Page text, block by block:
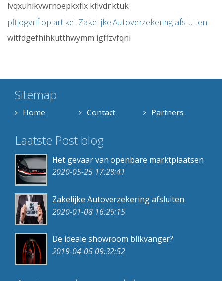
lvqxuhikvwrnoepkxflx kfivdnktuk
pftjogvrif op artikel Zakelijke Autoverzekering afsluiten
witfdgefhihkutthwymm igffzvfqni
Sitemap
Home Contact Partners
Laatste Post blog
Het gevaar van openbare marktplaatsen
2020-05-25 17:28:41
Zakelijke Autoverzekering afsluiten
2020-01-08 16:26:15
De ideale showroom blikvanger?
2019-04-05 09:32:52